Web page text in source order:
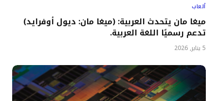
ألعاب
ميغا مان يتحدث العربية: (ميغا مان: ديول أوفرايد)
تدعم رسميًا اللغة العربية.
5 يناير, 2026